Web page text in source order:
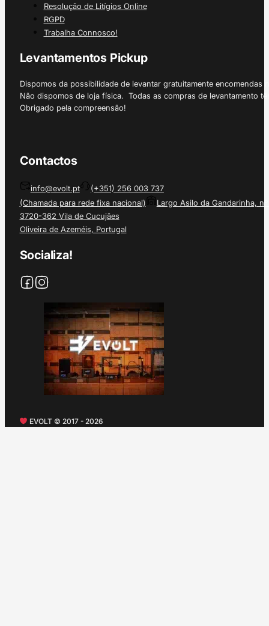
Resolução de Litígios Online
RGPD
Trabalha Connosco!
Levantamentos Pickup
Dispomos da possibilidade de levantar gratuitamente
Não dispomos de loja física. Todas as compras de levantamento
Obrigado pela compreensão!
Contactos
info@evolt.pt
(+351) 256 003 737
(Chamada para rede fixa nacional)
Largo Asilo da Gandarinha, nº
3720-362 Vila de Cucujães
Oliveira de Azeméis, Portugal
Socializa!
EVOLT © 2017 - 2026